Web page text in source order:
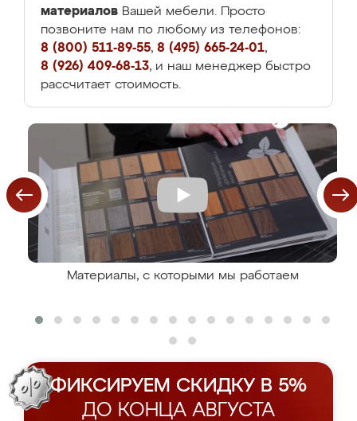
материалов Вашей мебели. Просто
позвоните нам по любому из телефонов:
8 (800) 511-89-55, 8 (495) 665-24-01,
8 (926) 409-68-13, и наш менеджер быстро
рассчитает стоимость.
Материалы, с которыми мы работаем
ФИКСИРУЕМ СКИДКУ В 5%
ДО КОНЦА АВГУСТА